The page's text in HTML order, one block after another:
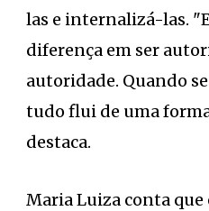
las e internalizá-las.
diferença em ser
autoridade. Quando
tudo flui de uma
destaca.
Maria Luiza conta que